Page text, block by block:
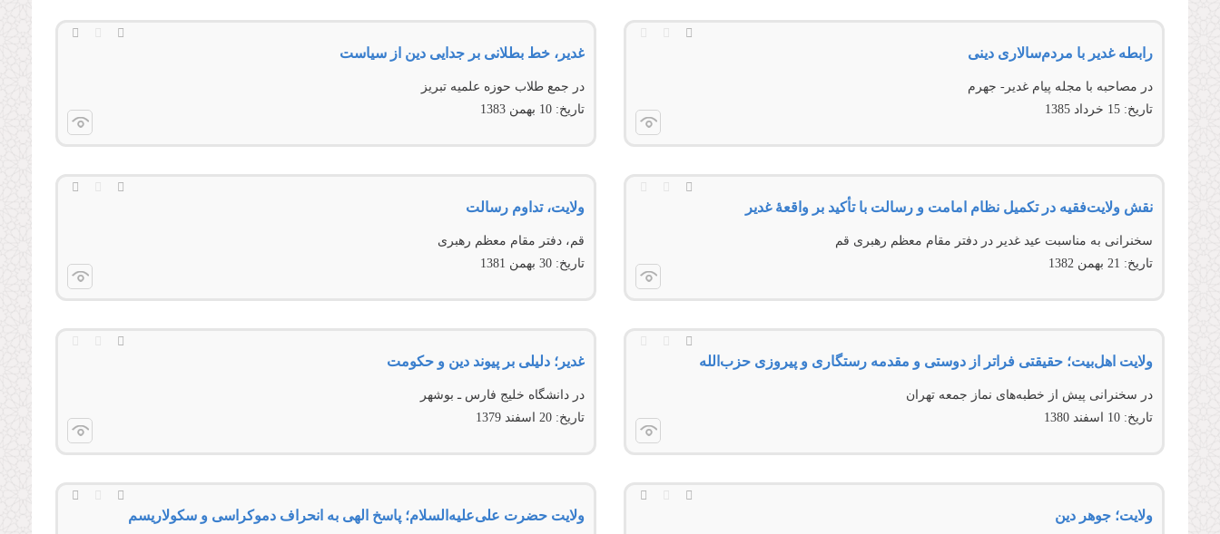
رابطه غدیر با مردم‌سالاری دینی
در مصاحبه با مجله پيام غدير- جهرم
تاریخ: 15 خرداد 1385
غدیر، خط بطلانی بر جدایی دین از سیاست
در جمع طلاب حوزه علميه تبريز
تاریخ: 10 بهمن 1383
نقش ولایت‌فقیه در تکمیل نظام امامت و رسالت با تأکید بر واقعهٔ غدیر
سخنرانی به مناسبت عید غدیر در دفتر مقام معظم رهبری قم
تاریخ: 21 بهمن 1382
ولایت، تداوم رسالت
قم، دفتر مقام معظم رهبرى
تاریخ: 30 بهمن 1381
ولایت اهل‌بیت؛ حقیقتی فراتر از دوستی و مقدمه رستگاری و پیروزی حزب‌الله
در سخنرانی پیش از خطبه‌‌های نماز جمعه تهران
تاریخ: 10 اسفند 1380
غدیر؛ دلیلی بر پیوند دین و حکومت
در دانشگاه خليج فارس ـ بوشهر
تاریخ: 20 اسفند 1379
ولایت؛ جوهر دین ولایت حضرت علی‌علیه‌‌السلام؛ پاسخ الهی به انحراف دموکراسی و سکولاریسم